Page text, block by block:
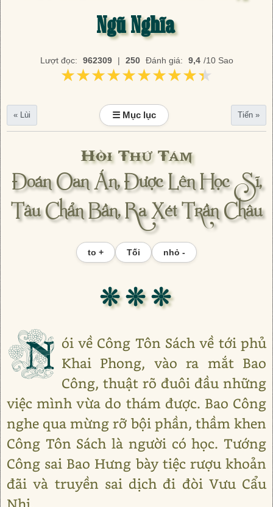
Ngũ Nghĩa
Lượt đọc: 962309 | 250 Đánh giá: 9,4 /10 Sao
★★★★★★★★★★
★★★★★★★★★★
« Lùi ☰ Mục lục Tiến »
Hồi Thứ Tám
Đoán Oan Án, Được Lên Học Sĩ,
Tâu Chẩn Bần, Ra Xét Trần Châu
to + Tối nhỏ -
❊ ❊ ❊
N ói về Công Tôn Sách về tới phủ
Khai Phong, vào ra mắt Bao
Công, thuật rõ đuôi đầu những
việc mình vừa do thám được. Bao Công
nghe qua mừng rỡ bội phần, thầm khen
Công Tôn Sách là người có học. Tướng
Công sai Bao Hưng bày tiệc rượu khoản
đãi và truyền sai dịch đi đòi Vưu Cẩu